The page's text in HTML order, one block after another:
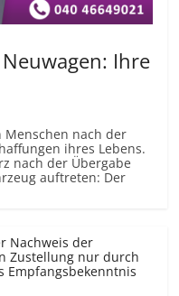
Ihre
nach der
ihres Lebens.
nach der Übergabe
auftreten: Der
Nachweis der
Zustellung nur durch
Empfangsbekenntnis